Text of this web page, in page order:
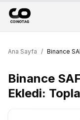
Ana Sayfa /
Binance
Ekledi: